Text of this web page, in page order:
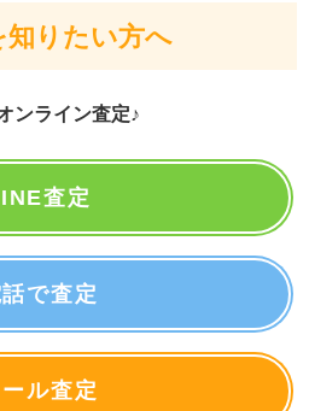
知りたい方へ
ンライン査定♪
査定
で査定
ール査定